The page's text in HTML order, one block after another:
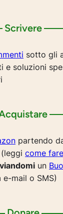
Scrivere
sotto gli
e soluzioni
partendo
come fare
un
mail o SMS)